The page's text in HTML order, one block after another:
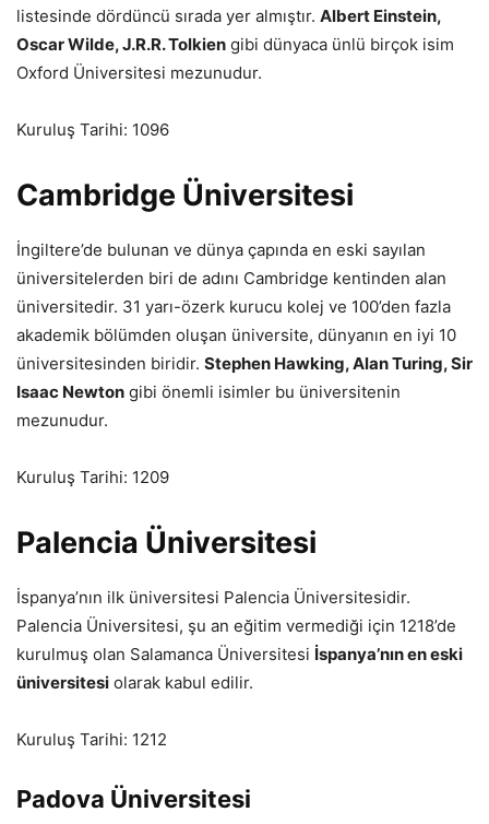
listesinde dördüncü sırada yer almıştır. Albert Einstein,
Oscar Wilde, J.R.R. Tolkien gibi dünyaca ünlü birçok isim
Oxford Üniversitesi mezunudur.
Kuruluş Tarihi: 1096
Cambridge Üniversitesi
İngiltere’de bulunan ve dünya çapında en eski sayılan
üniversitelerden biri de adını Cambridge kentinden alan
üniversitedir. 31 yarı-özerk kurucu kolej ve 100’den fazla
akademik bölümden oluşan üniversite, dünyanın en iyi 10
üniversitesinden biridir. Stephen Hawking,Alan Turing, Sir
Isaac Newton gibi önemli isimler bu üniversitenin
mezunudur.
Kuruluş Tarihi: 1209
Palencia Üniversitesi
İspanya’nın ilk üniversitesi Palencia Üniversitesidir.
Palencia Üniversitesi, şu an eğitim vermediği için 1218’de
kurulmuş olan Salamanca Üniversitesi İspanya’nın en eski
üniversitesi olarak kabul edilir.
Kuruluş Tarihi: 1212
Padova Üniversitesi